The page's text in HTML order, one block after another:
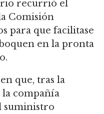
recurrió el
Comisión
para que facilitase
en la pronta
que, tras la
compañía
suministro